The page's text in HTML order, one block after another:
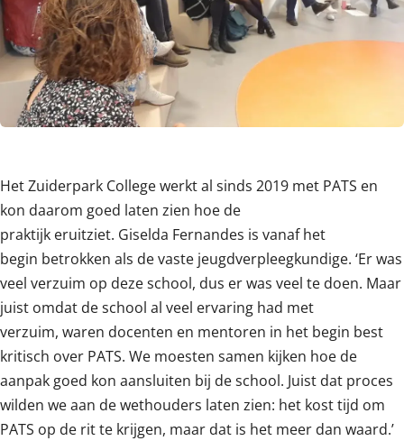
Het Zuiderpark College werkt al sinds 2019 met PATS en
kon daarom goed laten zien hoe de
praktijk eruitziet. Giselda Fernandes is vanaf het
begin betrokken als de vaste jeugdverpleegkundige. ‘Er was
veel verzuim op deze school, dus er was veel te doen. Maar
juist omdat de school al veel ervaring had met
verzuim, waren docenten en mentoren in het begin best
kritisch over PATS. We moesten samen kijken hoe de
aanpak goed kon aansluiten bij de school. Juist dat proces
wilden we aan de wethouders laten zien: het kost tijd om
PATS op de rit te krijgen, maar dat is het meer dan waard.’